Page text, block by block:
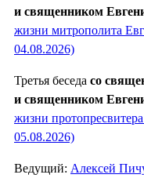
и священником
жизни митрополита
04.08.2026)
Третья беседа со
и священником
жизни
05.08.2026)
Ведущий: Алексей